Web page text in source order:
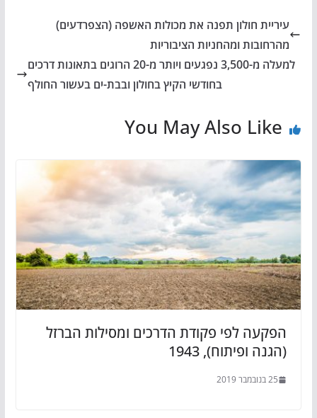
עיריית חולון תפנה את מכולות האשפה (הצפרדעים)
מהרחובות ומהחניות הציבוריות
למעלה מ-3,500 נפגעים ויותר מ-20 הרוגים בתאונות דרכים
בחודשי הקיץ בחולון ובבת-ים בעשור החולף
You May Also Like
הפקעה לפי פקודת הדרכים ומסילות הברזל
(הגנה ופיתוח), 1943
25 בנובמבר 2019